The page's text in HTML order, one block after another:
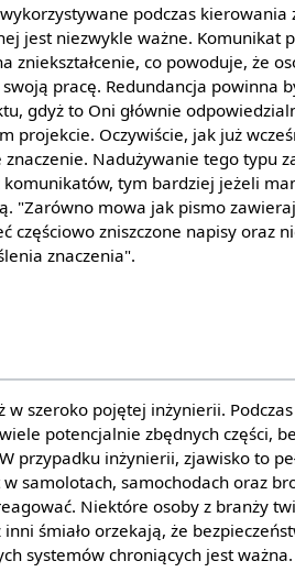
podczas kierowania
jest niezwykle ważne. Komunikat
co powoduje, że
pracę. Redundancja powinna
gdyż to Oni głównie
projekcie. Oczywiście, jak już
Nadużywanie tego typu
tym bardziej jeżeli
"Zarówno mowa jak pismo
częściowo zniszczone napisy oraz
znaczenia".
szeroko pojętej inżynierii.
potencjalnie zbędnych części,
przypadku inżynierii, zjawisko to
samolotach, samochodach oraz
Niektóre osoby z branży
inni śmiało orzekają, że
systemów chroniących jest ważna.